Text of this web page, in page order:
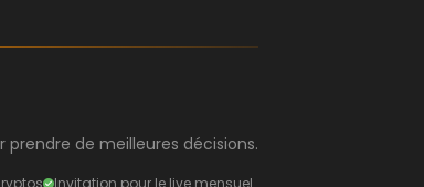
prendre de meilleures décisions.
Invitation pour le live mensuel